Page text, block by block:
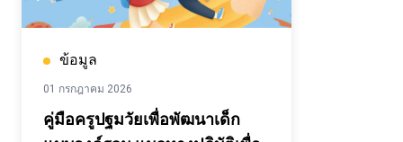
ข้อมูล
01 กรกฎาคม 2026
คู่มือครูปฐมวัยเพื่อพัฒนาเด็ก